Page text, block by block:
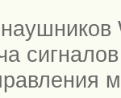
сигналов